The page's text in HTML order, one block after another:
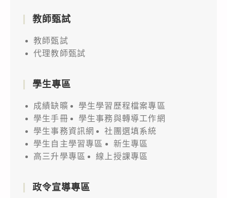
教師甄試
教師甄試
代理教師甄試
學生專區
成績缺曠
學生學習歷程檔案專區
學生手冊
學生事務與轉導工作網
學生事務資訊網
社團選填系統
學生自主學習專區
新生專區
高三升學專區
線上授課專區
政令宣導專區